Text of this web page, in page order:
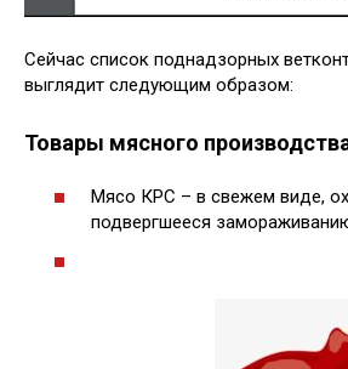
Сейчас список поднадзорных
выглядит следующим образом:
Товары мясного
Мясо КРС – в свежем виде,
подвергшееся